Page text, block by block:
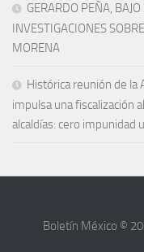
GERARDO PEÑA,
INVESTIGACIONES
MORENA
Histórica reunión de la
impulsa una fiscalización
alcaldías: cero impunidad
Boletín México ©